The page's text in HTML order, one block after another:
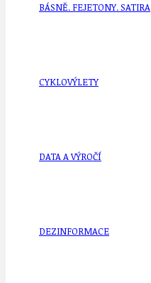
BÁSNĚ. FEJETONY. SATIRA
CYKLOVÝLETY
DATA A VÝROČÍ
DEZINFORMACE